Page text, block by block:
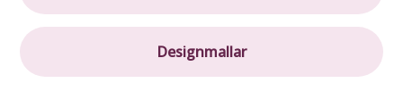
Designmallar